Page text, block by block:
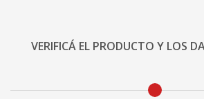
VERIFICÁ EL PRODUCTO Y LOS